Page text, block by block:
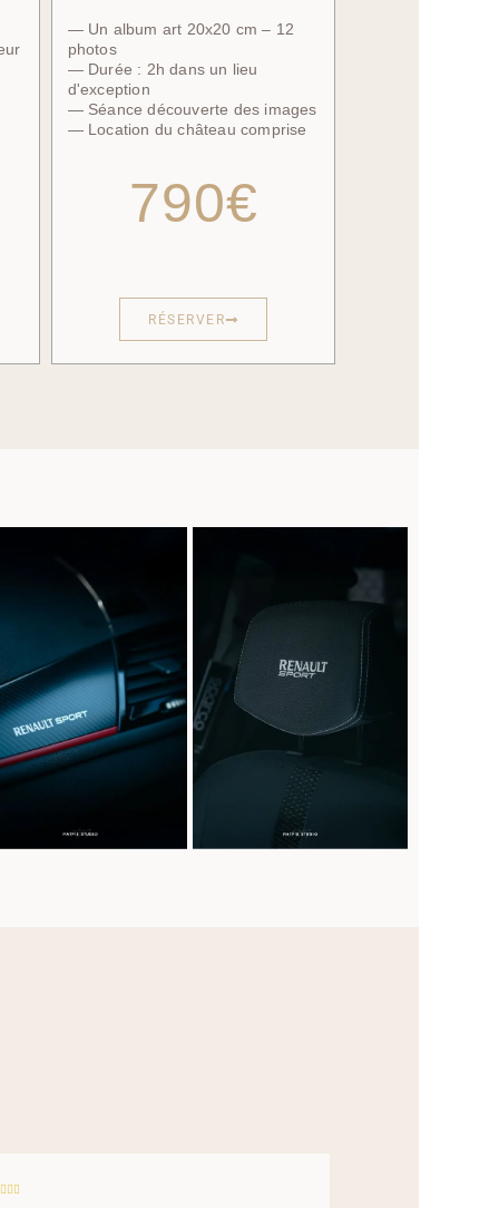
— Un album art 20x20 cm – 12
photos
— Durée : 2h dans un lieu
d'exception
— Séance découverte des images
— Location du château comprise
790€
RÉSERVER